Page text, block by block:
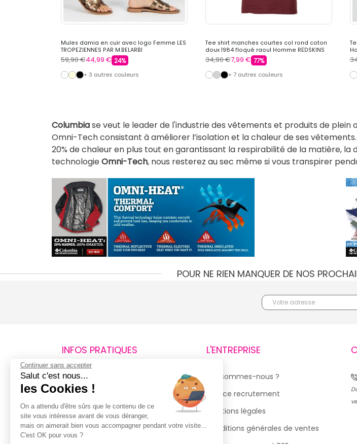
Mules damia en cuir avec logo Femme LES
TROPEZIENNES PAR M.BELARBI
59,90 €44,99 € 24%
+ 3 autres couleurs
Tee shirt manches courtes col rond coton
doux 1984 floqué raoul Homme REDSKINS
34,90 €7,99 € 77%
+ 7 autres couleurs
Columbiase veut le leader de l'industrie des vêtements et produits de plein
Omni-Tech consistant à améliorer l’isolation et la chaleur de ses
20% de chaleur en plus tout en garantissant la respirabilité de la matière,
technologieOmni-Tech, nous resterez au sec même si vous transpirer
POUR NE RIEN MANQUER DE NOS
INFOS PRATIQUES
Retours et remboursements
Suivi de commande
Livraisons
Guide des tailles
L'ENTREPRISE
Qui sommes-nous ?
Espace recrutement
Mentions légales
Conditions générales de ventes
Continuer sans accepter
Salut c'est nous...
les Cookies !
On a attendu d'être sûrs que le contenu de ce
site vous intéresse avant de vous déranger,
mais on aimerait bien vous accompagner pendant votre visite...
C'est OK pour vous ?